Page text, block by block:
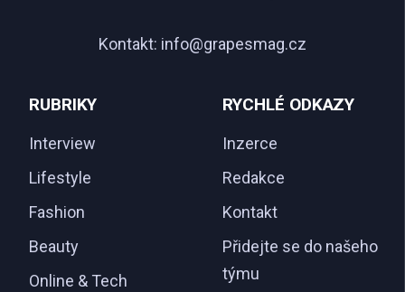
Kontakt: info@grapesmag.cz
RUBRIKY
Interview
Lifestyle
Fashion
Beauty
Online & Tech
RYCHLÉ ODKAZY
Inzerce
Redakce
Kontakt
Přidejte se do našeho
týmu